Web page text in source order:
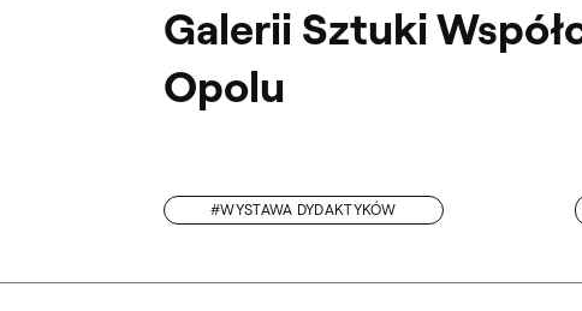
Galerii Sztuki
Opolu
#WYSTAWA DYDAKTYKÓW
DR JAKUB BANASIAK NA KONFERENCJI „(UN)MAPPING INFRASTRUCTURES OF